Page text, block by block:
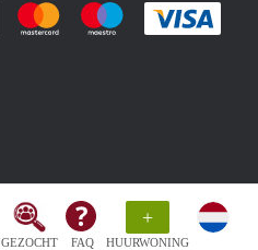
GEZOCHT FAQ
+
HUURWONING
Je rekent gemakkelijk af met Paypal
Je rekent gemakkelijk af met
Je rekent